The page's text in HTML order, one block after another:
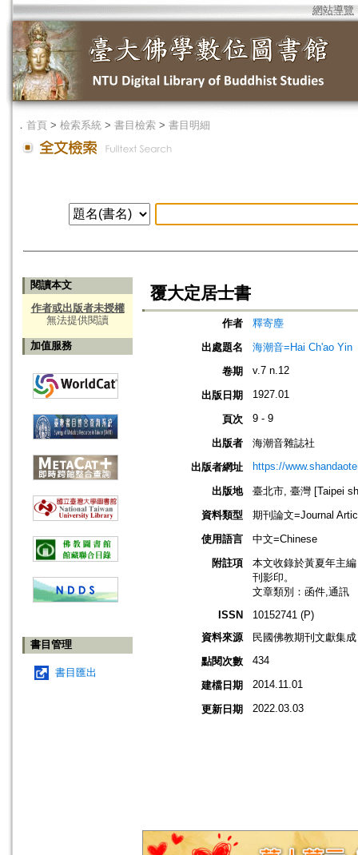
網站導覽
． 首頁 > 檢索系統 > 書目檢索 > 書目明細
閱讀本文
作者或出版者未授權
無法提供閱讀
加值服務
書目管理
書目匯出
覆大定居士書
作者
釋寄塵
出處題名
海潮音=Hai Ch'ao Yin
卷期
v.7 n.12
出版日期 1927.01
頁次 9 - 9
出版者
海潮音雜誌社
出版者網址
https://
出版地
臺北市, 臺灣 [Taipei
資料類型
期刊論文=Journal
使用語言
中文=Chinese
附註項
本文收錄於黃夏年主
刊影印。
文章類別：函件,通訊
ISSN
10152741 (P)
資料來源
民國佛教期刊文獻集
點閱次數
434
建檔日期 2014.11.01
更新日期 2022.03.03